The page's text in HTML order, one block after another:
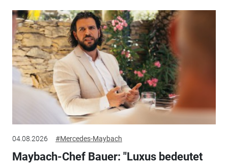
04.08.2026 #Mercedes-Maybach
Maybach-Chef Bauer: "Luxus bedeutet